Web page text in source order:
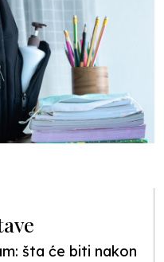
šta će biti nakon